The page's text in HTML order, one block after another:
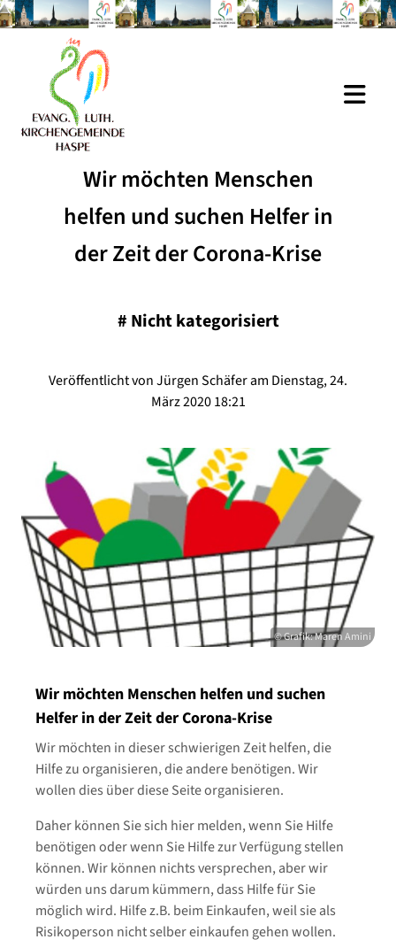
Wir möchten Menschen
helfen und suchen Helfer in
der Zeit der Corona-Krise
# Nicht kategorisiert
Veröffentlicht von Jürgen Schäfer am Dienstag, 24.
März 2020 18:21
© Grafik: Maren Amini
Wir möchten Menschen helfen und suchen
Helfer in der Zeit der Corona-Krise
Wir möchten in dieser schwierigen Zeit helfen, die
Hilfe zu organisieren, die andere benötigen. Wir
wollen dies über diese Seite organisieren.
Daher können Sie sich hier melden, wenn Sie Hilfe
benötigen oder wenn Sie Hilfe zur Verfügung stellen
können. Wir können nichts versprechen, aber wir
würden uns darum kümmern, dass Hilfe für Sie
möglich wird. Hilfe z.B. beim Einkaufen, weil sie als
Risikoperson nicht selber einkaufen gehen wollen.